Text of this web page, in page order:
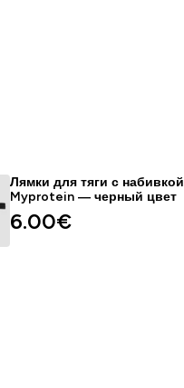
Лямки для тяги с набивкой
Myprotein — черный цвет
6.00€‎